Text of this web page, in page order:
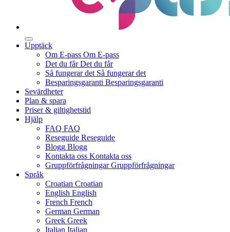
Upptäck
Om E-pass Om E-pass
Det du får Det du får
Så fungerar det Så fungerar det
Besparingsgaranti Besparingsgaranti
Sevärdheter
Plan & spara
Priser & giltighetstid
Hjälp
FAQ FAQ
Reseguide Reseguide
Blogg Blogg
Kontakta oss Kontakta oss
Gruppförfrågningar Gruppförfrågningar
Språk
Croatian Croatian
English English
French French
German German
Greek Greek
Italian Italian